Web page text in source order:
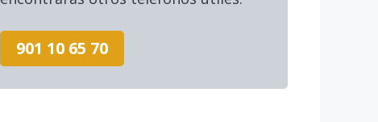
901 10 65 70